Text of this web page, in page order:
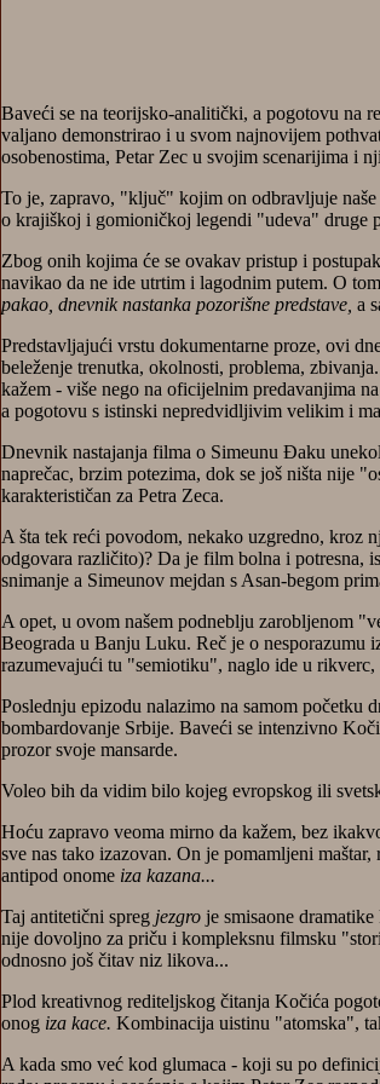
Baveći se na teorijsko-analitički, a pogotovu na
valjano demonstrirao i u svom najnovijem
osobenostima, Petar Zec u svojim scenarijima i
To je, zapravo, "ključ" kojim on odbravljuje
o krajiškoj i gomioničkoj legendi "udeva" druge
Zbog onih kojima će se ovakav pristup i
navikao da ne ide utrtim i lagodnim putem. O
pakao, dnevnik nastanka pozorišne predstave, a
Predstavljajući vrstu dokumentarne proze, ovi
beleženje trenutka, okolnosti, problema,
kažem - više nego na oficijelnim predavanjima
a pogotovu s istinski nepredvidljivim velikim i
Dnevnik nastajanja filma o Simeunu Đaku
naprečac, brzim potezima, dok se još ništa nije
karakterističan za Petra Zeca.
A šta tek reći povodom, nekako uzgredno, kroz
odgovara različito)? Da je film bolna i potresna,
snimanje a Simeunov mejdan s Asan-begom
A opet, u ovom našem podneblju zarobljenom
Beograda u Banju Luku. Reč je o nesporazumu
razumevajući tu "semiotiku", naglo ide u rikverc,
Poslednju epizodu nalazimo na samom početku
bombardovanje Srbije. Baveći se intenzivno
prozor svoje mansarde.
Voleo bih da vidim bilo kojeg evropskog ili
Hoću zapravo veoma mirno da kažem, bez
sve nas tako izazovan. On je pomamljeni
antipod onome iza kazana...
Taj antitetični spreg jezgro je smisaone
nije dovoljno za priču i kompleksnu filmsku
odnosno još čitav niz likova...
Plod kreativnog rediteljskog čitanja Kočića
onog iza kace. Kombinacija uistinu "atomska",
A kada smo već kod glumaca - koji su po